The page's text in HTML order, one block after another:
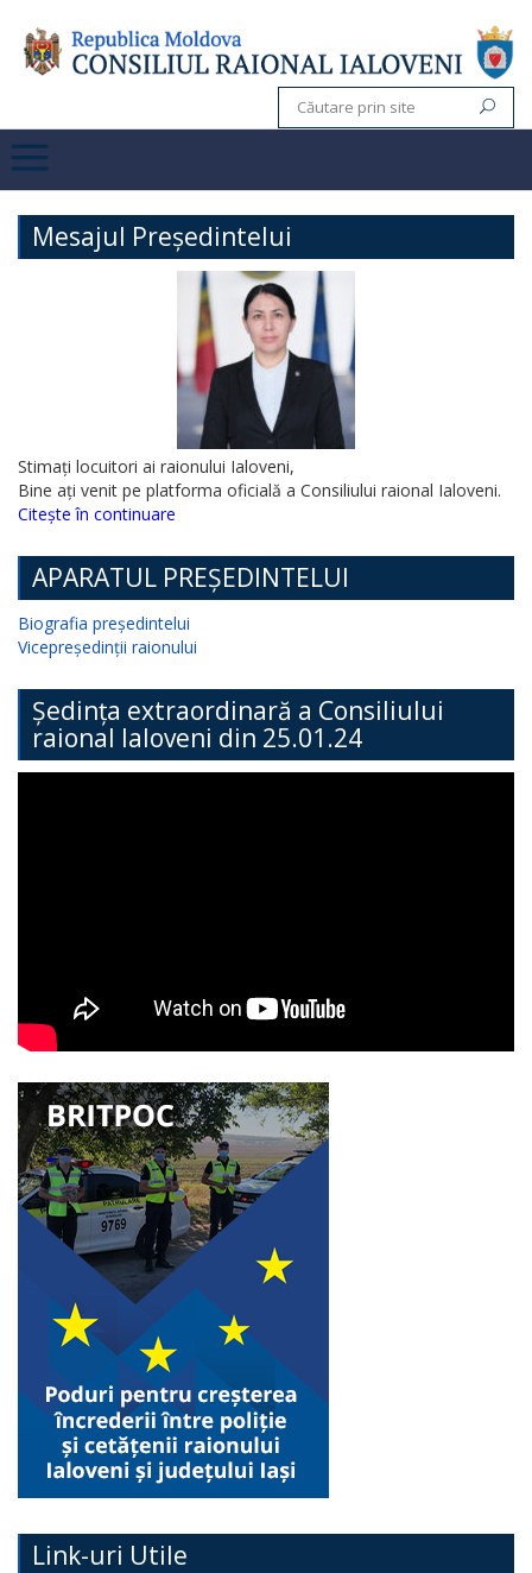
Mesajul Președintelui
Stimați locuitori ai raionului Ialoveni,
Bine ați venit pe platforma oficială a Consiliului raional Ialoveni.
Citește în continuare
APARATUL PREȘEDINTELUI
Biografia președintelui
Vicepreședinții raionului
Ședința extraordinară a Consiliului
raional Ialoveni din 25.01.24
Link-uri Utile